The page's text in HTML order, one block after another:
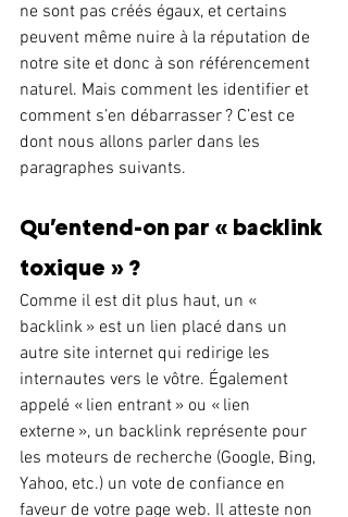
ne sont pas créés égaux, et certains
peuvent même nuire à la réputation de
notre site et donc à son référencement
naturel. Mais comment les identifier et
comment s’en débarrasser ? C’est ce
dont nous allons parler dans les
paragraphes suivants.
Qu’entend-on par « backlink
toxique » ?
Comme il est dit plus haut, un «
backlink » est un lien placé dans un
autre site internet qui redirige les
internautes vers le vôtre. Également
appelé « lien entrant » ou « lien
externe », un backlink représente pour
les moteurs de recherche (Google, Bing,
Yahoo, etc.) un vote de confiance en
faveur de votre page web. Il atteste non